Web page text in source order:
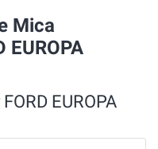
Mica
EUROPA
EUROPA